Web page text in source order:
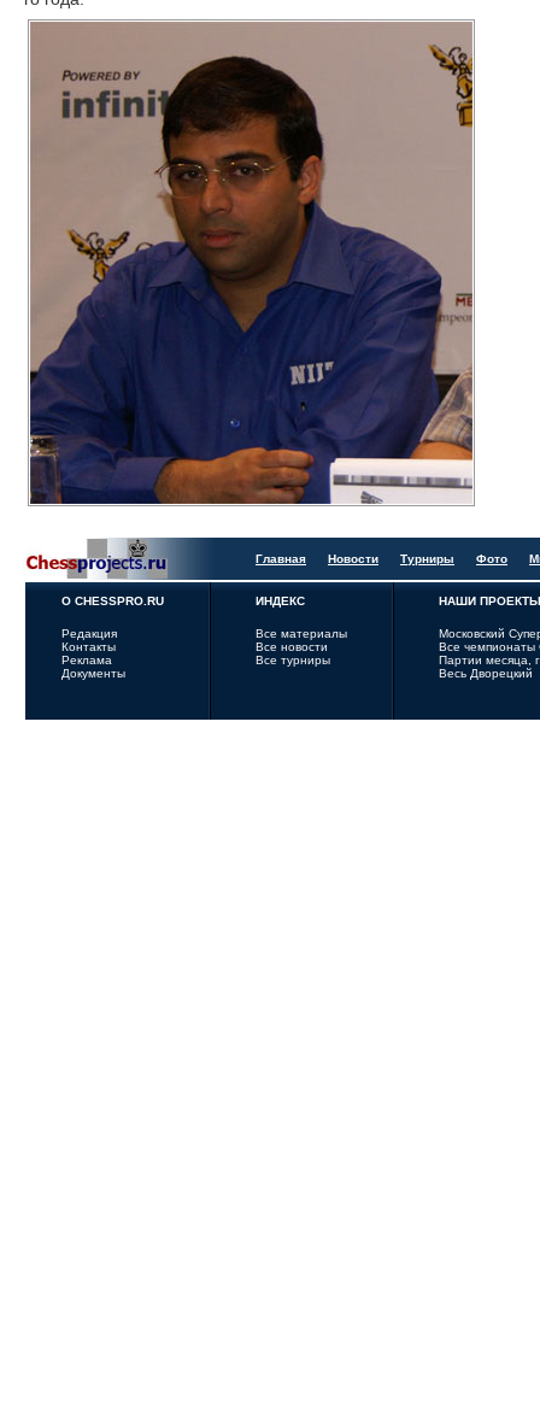
Главная Новости Турниры Фото
О CHESSPRO.RU
Редакция
Контакты
Реклама
Документы
ИНДЕКС
Все материалы
Все новости
Все турниры
НАШИ ПРОЕКТЫ
Московский
Все
Партии месяца,
Весь Дворецкий